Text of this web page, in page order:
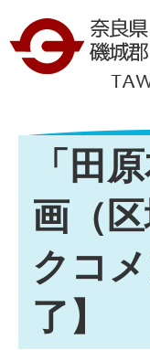
「田
画（
クコ
了】